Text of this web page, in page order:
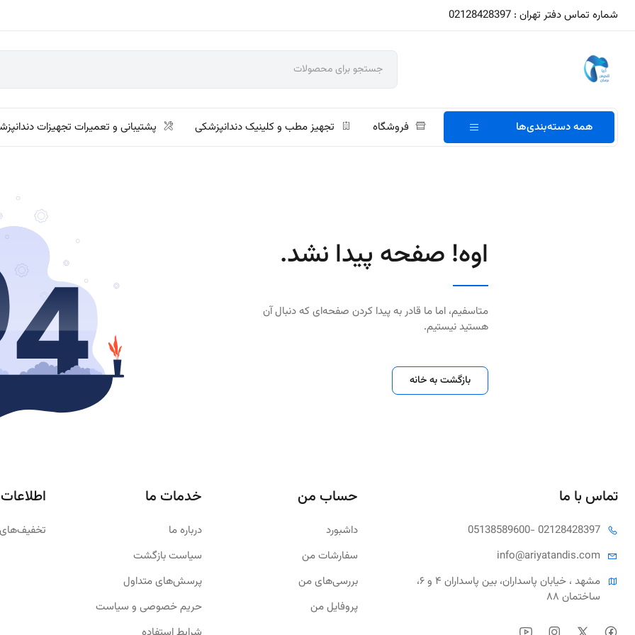
شماره تماس دفتر تهران : 02128428397
همه دسته‌بندی‌ها فروشگاه تجهیز مطب و کلینیک دندانپزشکی پشتیبانی و تعمیرات تجهیزات
اوه! صفحه پیدا نشد.
متاسفیم، اما ما قادر به پیدا کردن صفحه‌ای که دنبال آن
هستید نیستیم.
بازگشت به خانه
تماس با ما
05138589600- 02128428397
info@ariyatandis.com
ساختمان ۸۸
حساب من
داشبورد
سفارشات من
بررسی‌های من
پروفایل من
خدمات ما
درباره ما
سیاست بازگشت
پرسش‌های متداول
حریم خصوصی و سیاست
اطلاعات
تخفیف‌های